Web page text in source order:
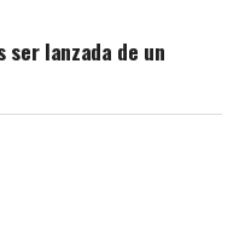
ser lanzada de un